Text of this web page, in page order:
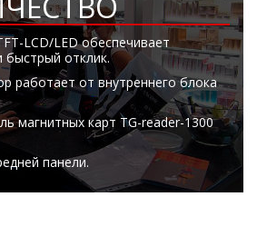
LCD/LED обеспечивает
быстрый отклик.
работает от внутреннего блока
магнитных карт TG-reader-1300
панели.